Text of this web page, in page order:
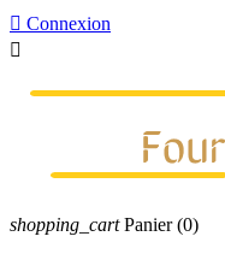
 Connexion

shopping_cart Panier (0)